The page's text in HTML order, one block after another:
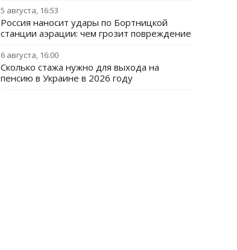
5 августа, 16:53
Россия наносит удары по Бортницкой
станции аэрации: чем грозит повреждение
6 августа, 16:00
Сколько стажа нужно для выхода на
пенсию в Украине в 2026 году